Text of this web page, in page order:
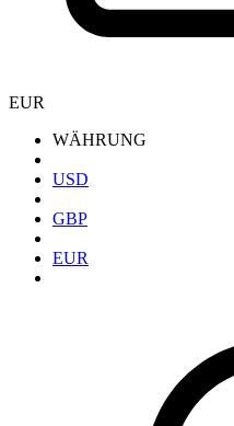
EUR
WÄHRUNG
USD
GBP
EUR